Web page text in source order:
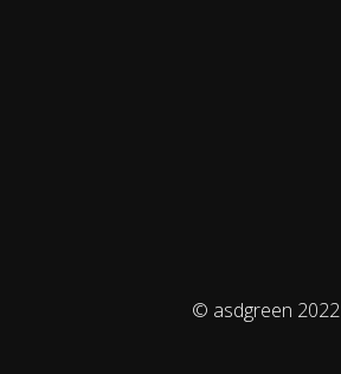
© asdgreen 2022